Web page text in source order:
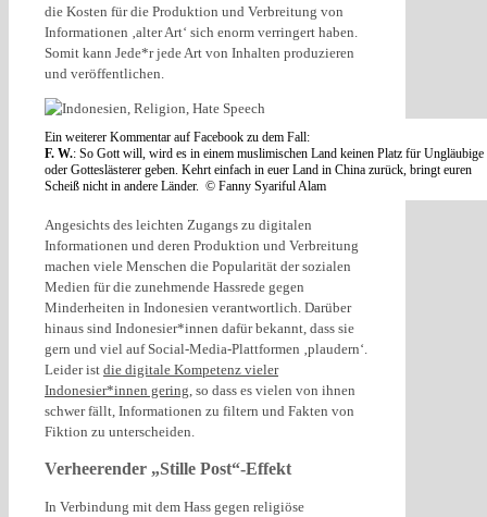
die Kosten für die Produktion und Verbreitung von
Informationen ‚alter Art‘ sich enorm verringert haben.
Somit kann Jede*r jede Art von Inhalten produzieren
und veröffentlichen.
Ein weiterer Kommentar auf Facebook zu dem Fall:
F. W.: So Gott will, wird es in einem muslimischen Land keinen Platz für Ungläubige
oder Gotteslästerer geben. Kehrt einfach in euer Land in China zurück, bringt euren
Scheiß nicht in andere Länder. © Fanny Syariful Alam
Angesichts des leichten Zugangs zu digitalen
Informationen und deren Produktion und Verbreitung
machen viele Menschen die Popularität der sozialen
Medien für die zunehmende Hassrede gegen
Minderheiten in Indonesien verantwortlich. Darüber
hinaus sind Indonesier*innen dafür bekannt, dass sie
gern und viel auf Social-Media-Plattformen ‚plaudern‘.
Leider ist die digitale Kompetenz vieler
Indonesier*innen gering , so dass es vielen von ihnen
schwer fällt, Informationen zu filtern und Fakten von
Fiktion zu unterscheiden.
Verheerender „Stille Post“-Effekt
In Verbindung mit dem Hass gegen religiöse